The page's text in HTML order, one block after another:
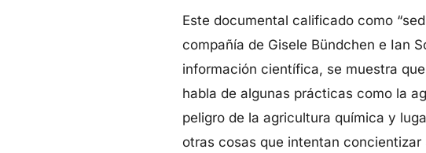
Este documental calificado como
compañía de Gisele Bündchen e Ian
información científica, se muestra
habla de algunas prácticas como la
peligro de la agricultura química y
otras cosas que intentan